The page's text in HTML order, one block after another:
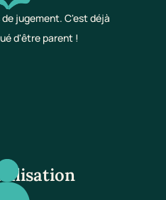
jugement. C'est déjà
d'être parent !